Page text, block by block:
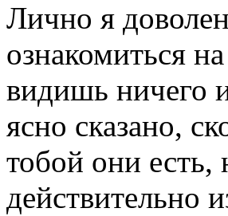
Лично я
ознакомиться
видишь ничего
ясно сказано,
тобой они есть,
действительно